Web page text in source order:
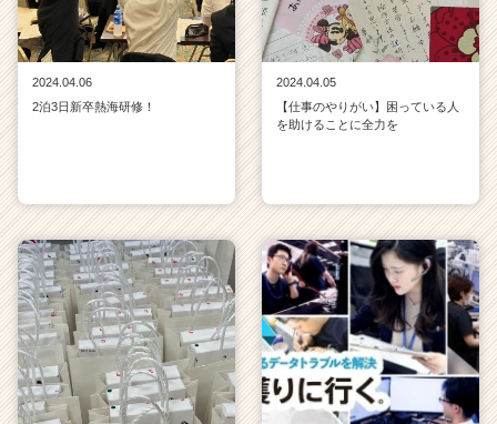
2024.04.06
2泊3日新卒熱海研修！
2024.04.05
【仕事のやりがい】困っている人
を助けることに全力を